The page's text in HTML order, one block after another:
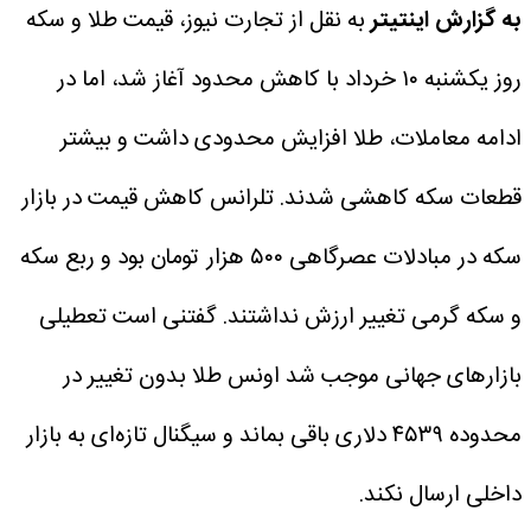
به گزارش اینتیتربه نقل از تجارت نیوز، قیمت طلا و سکه
روز یکشنبه ۱۰ خرداد با کاهش محدود آغاز شد، اما در
ادامه معاملات، طلا افزایش محدودی داشت و بیشتر
قطعات سکه کاهشی شدند. تلرانس کاهش قیمت در بازار
سکه در مبادلات عصرگاهی ۵۰۰ هزار تومان بود و ربع سکه
و سکه گرمی تغییر ارزش نداشتند.گفتنی است تعطیلی
بازارهای جهانی موجب شد اونس طلا بدون تغییر در
محدوده ۴۵۳۹ دلاری باقی بماند و سیگنال تازه‌ای به بازار
داخلی ارسال نکند.